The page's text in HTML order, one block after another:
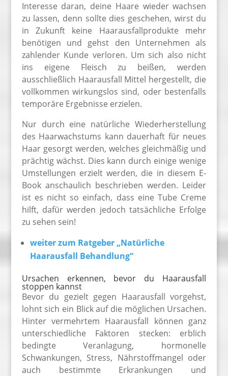
Interesse daran, deine Haare wieder wachsen
zu lassen, denn sollte dies geschehen, wirst du
in Zukunft keine Haarausfallprodukte mehr
benötigen und gehst den Unternehmen als
zahlender Kunde verloren. Um sich also nicht
ins eigene Fleisch zu beißen, werden
ausschließlich Haarausfall Mittel hergestellt, die
vollkommen wirkungslos sind, oder bestenfalls
temporäre Ergebnisse erzielen.
Nur durch eine natürliche Wiederherstellung
des Haarwachstums kann dauerhaft für neues
Haar gesorgt werden, welches gleichmäßig und
prächtig wächst. Dies kann durch einige wenige
Umstellungen erzielt werden, die in diesem E-
Book anschaulich beschrieben werden. Leider
ist es nicht so einfach, dass eine Tube Creme
hilft, dafür werden jedoch tatsächliche Erfolge
zu sehen sein!
weiter zum Ratgeber „Natürliche
Haarausfall Behandlung“
Ursachen erkennen, bevor du Haarausfall
stoppen kannst
Bevor du gezielt gegen Haarausfall vorgehst,
lohnt sich ein Blick auf die möglichen Ursachen.
Hinter vermehrtem Haarausfall können ganz
unterschiedliche Faktoren stecken: erblich
bedingte Veranlagung, hormonelle
Schwankungen, Stress, Nährstoffmangel oder
auch bestimmte Erkrankungen und